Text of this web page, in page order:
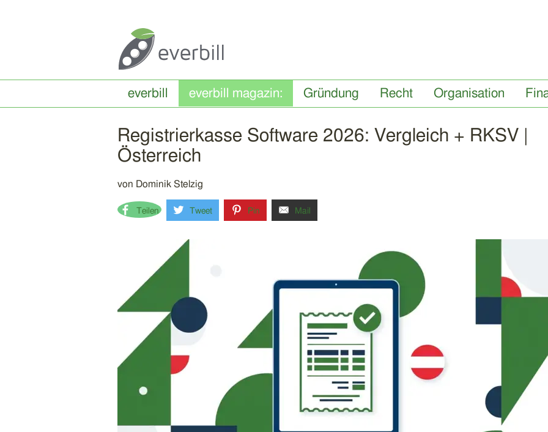
everbill Gründung Recht Organisation
Registrierkasse Software 2026: Vergleich + RKSV |
Österreich
von Dominik Stelzig
Teilen Tweet Pin Mail